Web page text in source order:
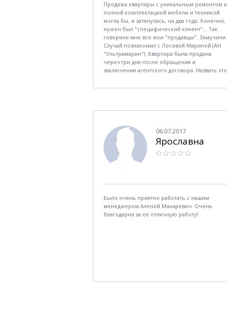
Продажа квартиры с уникальным ремонтом и
полной комплектацией мебели и техникой
могла бы, и затянулась, на два года. Конечно,
нужен был "специфический клиент"... Так
говорили мне все мои "продавцы". Замучили.
Случай познакомил с Лосевой Мариной (АН
"Ультрамарин"). Квартира была продана
через три дня после обращения и
заключения агентского договора. Назвать это
невозможно переоценить!
процесс реализации объекта недвижимости
квартиры в отраслевом поле, и два дня на
реальную продажу. Это впечатляет. Я ничего
никому не рекомендую. Я опубличиваю
реальный жизненный кейс. Надеюсь, мой
отзыв будет полезен многим!
06.07.2017
Ярославна
Было очень приятно работать с нашим
менеджером Алёной Макаревич. Очень
благодарна за её отличную работу!